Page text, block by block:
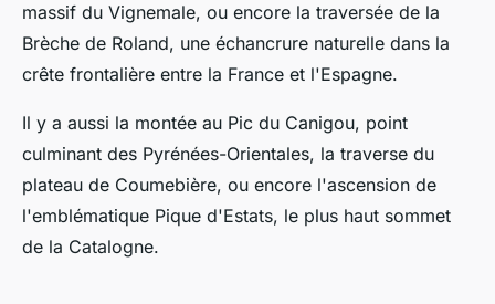
massif du Vignemale, ou encore la traversée de la
Brèche de Roland, une échancrure naturelle dans la
crête frontalière entre la France et l'Espagne.
Il y a aussi la montée au Pic du Canigou, point
culminant des Pyrénées-Orientales, la traverse du
plateau de Coumebière, ou encore l'ascension de
l'emblématique Pique d'Estats, le plus haut sommet
de la Catalogne.